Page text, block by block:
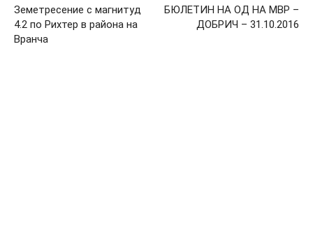
Земетресение с магнитуд
4.2 по Рихтер в района на
Вранча
БЮЛЕТИН НА ОД НА МВР –
ДОБРИЧ – 31.10.2016